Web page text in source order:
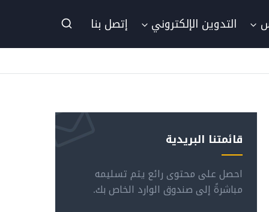
التدوين الإلكتروني إتصل بنا
قائمتنا البريدية
احصل على محتوى رائع يتم تسليمه
مباشرةً إلى صندوق الوارد الخاص بك.